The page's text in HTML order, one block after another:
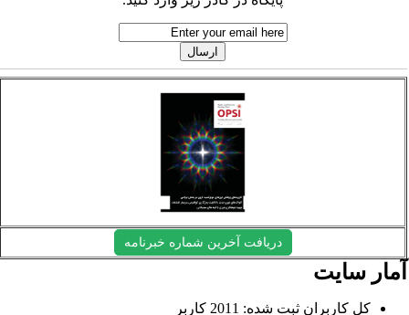
دریافت آخرین شماره خبرنامه
سایت
کل کاربران ثبت شده: 2011 کاربر